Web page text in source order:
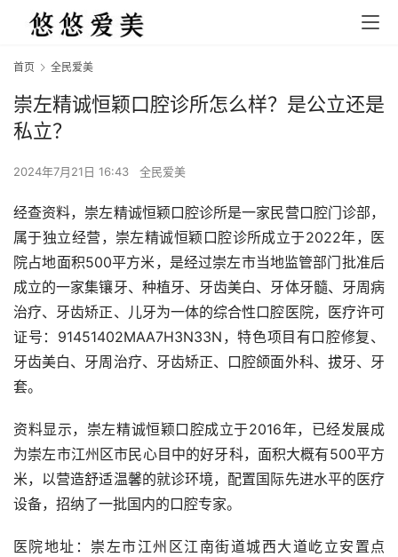
首页 全民爱美
崇左精诚恒颖口腔诊所怎么样？是公立还是
私立？
2024年7月21日 16:43 全民爱美
经查资料，崇左精诚恒颖口腔诊所是一家民营口腔门诊部，
属于独立经营，崇左精诚恒颖口腔诊所成立于2022年，医
院占地面积500平方米，是经过崇左市当地监管部门批准后
成立的一家集镶牙、种植牙、牙齿美白、牙体牙髓、牙周病
治疗、牙齿矫正、儿牙为一体的综合性口腔医院，医疗许可
证号：91451402MAA7H3N33N，特色项目有口腔修复、
牙齿美白、牙周治疗、牙齿矫正、口腔颌面外科、拔牙、牙
套。
资料显示，崇左精诚恒颖口腔成立于2016年，已经发展成
为崇左市江州区市民心目中的好牙科，面积大概有500平方
米，以营造舒适温馨的就诊环境，配置国际先进水平的医疗
设备，招纳了一批国内的口腔专家。
医院地址：崇左市江州区江南街道城西大道屹立安置点